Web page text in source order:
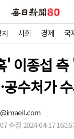
사회 경제 국
' 이종섭
수처가
수정 2024-04-17